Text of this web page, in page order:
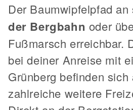
Der Baumwipfelpfad
der Bergbahn oder
Fußmarsch erreichbar.
bei deiner Anreise mit
Grünberg befinden sich
zahlreiche weitere